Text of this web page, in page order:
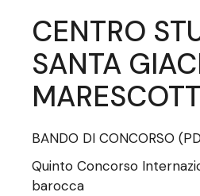
CENTRO
SANTA
BANDO DI CONCORSO
Quinto Concorso
barocca